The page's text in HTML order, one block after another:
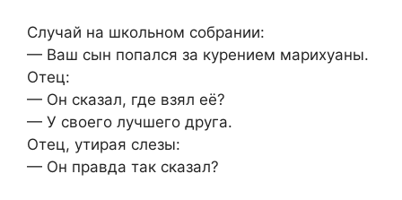
Случай на школьном собрании:
— Ваш сын попался за курением марихуаны.
Отец:
— Он сказал, где взял её?
— У своего лучшего друга.
Отец, утирая слезы:
— Он правда так сказал?